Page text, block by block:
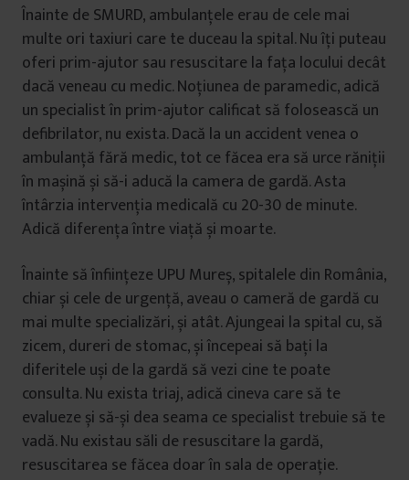
Înainte de SMURD, ambulanțele erau de cele mai
multe ori taxiuri care te duceau la spital. Nu îți puteau
oferi prim-ajutor sau resuscitare la fața locului decât
dacă veneau cu medic. Noțiunea de paramedic, adică
un specialist în prim-ajutor calificat să folosească un
defibrilator, nu exista. Dacă la un accident venea o
ambulanță fără medic, tot ce făcea era să urce răniții
în mașină și să-i aducă la camera de gardă. Asta
întârzia intervenția medicală cu 20-30 de minute.
Adică diferența între viață și moarte.
Înainte să înființeze UPU Mureș, spitalele din România,
chiar și cele de urgență, aveau o cameră de gardă cu
mai multe specializări, și atât. Ajungeai la spital cu, să
zicem, dureri de stomac, și începeai să bați la
diferitele uși de la gardă să vezi cine te poate
consulta. Nu exista triaj, adică cineva care să te
evalueze și să-și dea seama ce specialist trebuie să te
vadă. Nu existau săli de resuscitare la gardă,
resuscitarea se făcea doar în sala de operație.